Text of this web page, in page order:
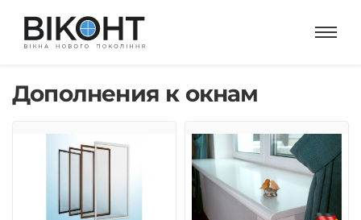
Дополнения к окнам